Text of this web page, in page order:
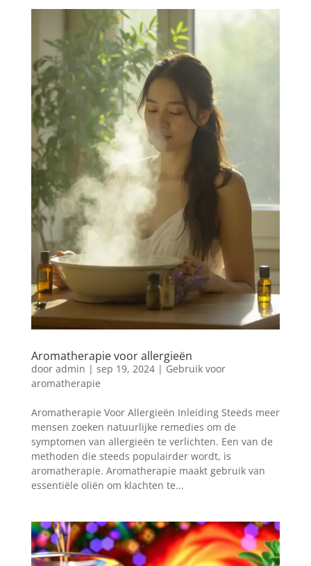
Aromatherapie voor allergieën
door admin | sep 19, 2024| Gebruik voor
aromatherapie
Aromatherapie Voor Allergieën Inleiding Steeds meer
mensen zoeken natuurlijke remedies om de
symptomen van allergieën te verlichten. Een van de
methoden die steeds populairder wordt, is
aromatherapie. Aromatherapie maakt gebruik van
essentiële oliën om klachten te...